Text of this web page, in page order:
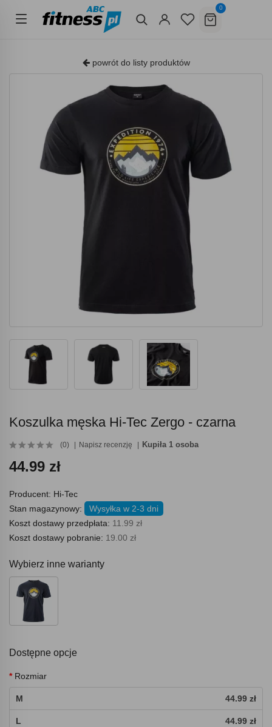
0
powrót do listy produktów
Koszulka męska Hi-Tec Zergo - czarna
(0) Napisz recenzję Kupiła 1 osoba
44.99 zł
Producent: Hi-Tec
Stan magazynowy:
Wysyłka w 2-3 dni
Koszt dostawy przedpłata: 11.99 zł
Koszt dostawy pobranie: 19.00 zł
Wybierz inne warianty
Dostępne opcje
Rozmiar
M 44.99 zł
L 44.99 zł